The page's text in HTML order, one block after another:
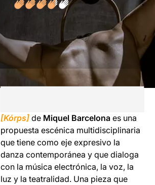
[Kórps] de Miquel Barcelona es una
propuesta escénica multidisciplinaria
que tiene como eje expresivo la
danza contemporánea y que dialoga
con la música electrónica, la voz, la
luz y la teatralidad. Una pieza que